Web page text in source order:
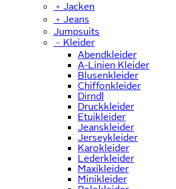
﹢ Jacken
﹢ Jeans
Jumpsuits
﹣ Kleider
Abendkleider
A-Linien Kleider
Blusenkleider
Chiffonkleider
Dirndl
Druckkleider
Etuikleider
Jeanskleider
Jerseykleider
Karokleider
Lederkleider
Maxikleider
Minikleider